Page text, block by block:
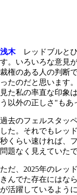
浅木レッドブルとひ
す。いろいろな意見
裁権のある人の判断
ったのだと思います
見た私の率直な印象
う以外の正しさ"もあ
過去のフェルスタッ
した。それでもレッ
秒くらい速ければ、
問題なく見えていた
ただ、2025年のレッ
きんでた存在にはな
が活躍しているよう